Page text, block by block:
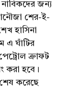
জন্য
শের-ই-
হাসিনা
এ ঘাঁটির
ক্রাফট
করা হবে।
করেছে